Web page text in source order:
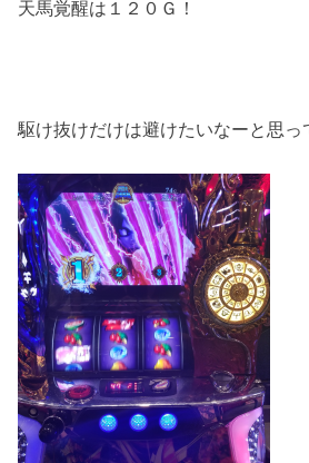
天馬覚醒は１２０Ｇ！
駆け抜けだけは避けたいなーと思っ